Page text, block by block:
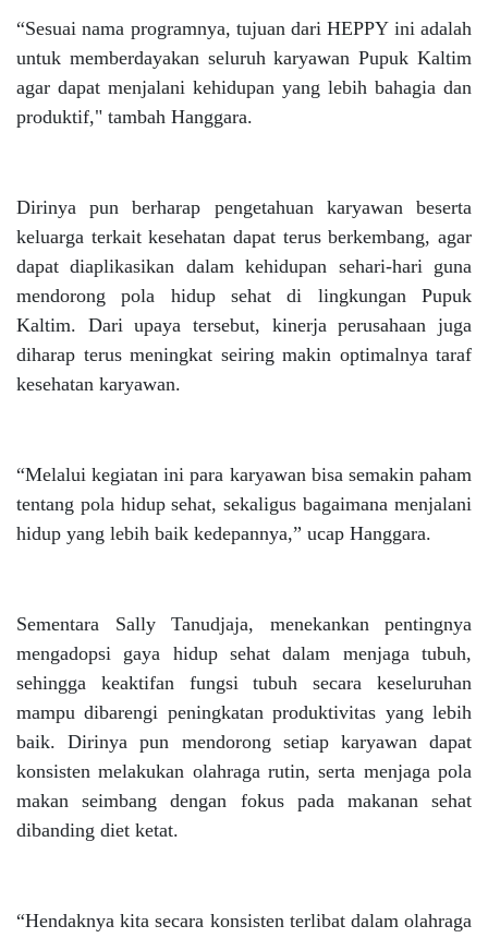
“Sesuai nama programnya, tujuan dari HEPPY ini adalah
untuk memberdayakan seluruh karyawan Pupuk Kaltim
agar dapat menjalani kehidupan yang lebih bahagia dan
produktif," tambah Hanggara.
Dirinya pun berharap pengetahuan karyawan beserta
keluarga terkait kesehatan dapat terus berkembang, agar
dapat diaplikasikan dalam kehidupan sehari-hari guna
mendorong pola hidup sehat di lingkungan Pupuk
Kaltim. Dari upaya tersebut, kinerja perusahaan juga
diharap terus meningkat seiring makin optimalnya taraf
kesehatan karyawan.
“Melalui kegiatan ini para karyawan bisa semakin paham
tentang pola hidup sehat, sekaligus bagaimana menjalani
hidup yang lebih baik kedepannya,” ucap Hanggara.
Sementara Sally Tanudjaja, menekankan pentingnya
mengadopsi gaya hidup sehat dalam menjaga tubuh,
sehingga keaktifan fungsi tubuh secara keseluruhan
mampu dibarengi peningkatan produktivitas yang lebih
baik. Dirinya pun mendorong setiap karyawan dapat
konsisten melakukan olahraga rutin, serta menjaga pola
makan seimbang dengan fokus pada makanan sehat
dibanding diet ketat.
“Hendaknya kita secara konsisten terlibat dalam olahraga